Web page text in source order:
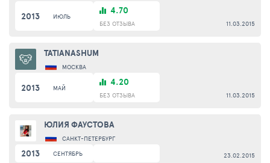
2013 ИЮЛЬ 4.70
БЕЗ ОТЗЫВА 11.03.2015
TATIANASHUM
МОСКВА
2013 МАЙ 4.20
БЕЗ ОТЗЫВА 11.03.2015
ЮЛИЯ ФАУСТОВА
САНКТ-ПЕТЕРБУРГ
2013 СЕНТЯБРЬ 23.02.2015